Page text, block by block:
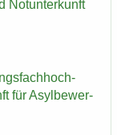
Not­un­ter­kunft
für Asyl­be­wer­